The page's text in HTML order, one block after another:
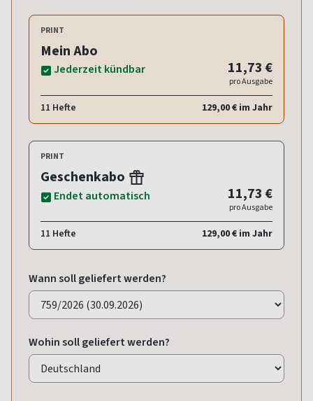
PRINT
Mein Abo
Jederzeit kündbar 11,73 €
pro Ausgabe
11 Hefte 129,00 € im Jahr
PRINT
Geschenkabo
Endet automatisch 11,73 €
pro Ausgabe
11 Hefte 129,00 € im Jahr
Wann soll geliefert werden?
Wohin soll geliefert werden?